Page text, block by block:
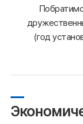
(год